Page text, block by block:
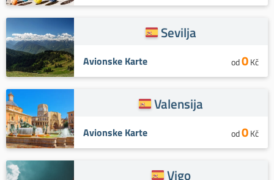
Sevilja
Avionske Karte od0Kč
Valensija
Avionske Karte od0Kč
Vigo